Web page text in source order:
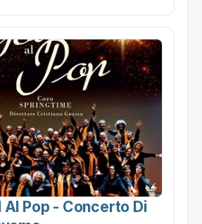
Al Pop - Concerto Di